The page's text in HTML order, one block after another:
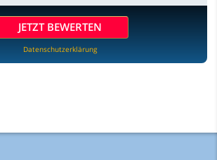
JETZT BEWERTEN
Datenschutzerklärung